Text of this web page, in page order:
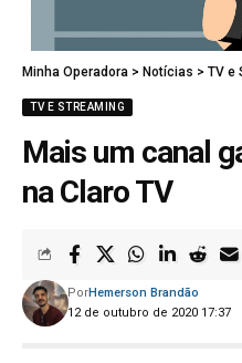
Minha Operadora > Notícias > TV e
TV E STREAMING
Mais um canal
na Claro TV
12 de outubro de 2020 17:37
PorHemerson Brandão